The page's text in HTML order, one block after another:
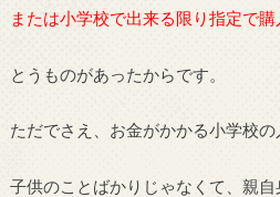
または小学校で出来る限り指定で購
とうものがあったからです。
ただでさえ、お金がかかる小学校の
子供のことばかりじゃなくて、親